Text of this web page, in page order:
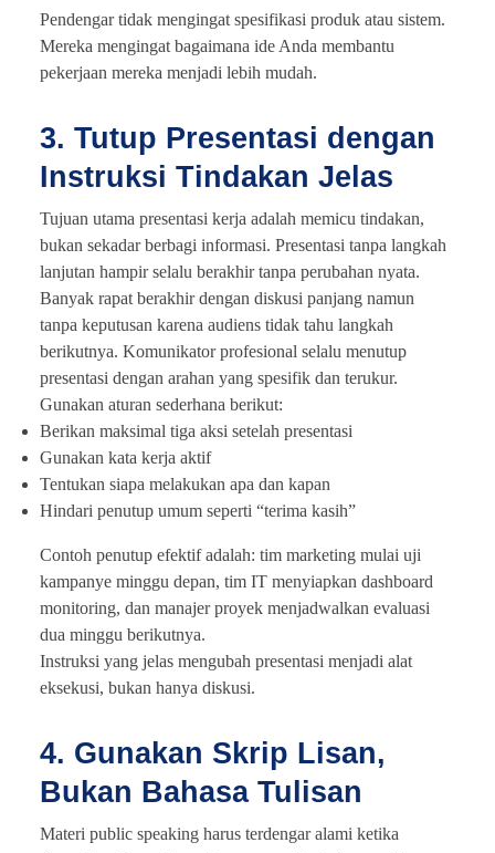
Pendengar tidak mengingat spesifikasi produk atau sistem.
Mereka mengingat bagaimana ide Anda membantu
pekerjaan mereka menjadi lebih mudah.
3. Tutup Presentasi dengan
Instruksi Tindakan Jelas
Tujuan utama presentasi kerja adalah memicu tindakan,
bukan sekadar berbagi informasi. Presentasi tanpa langkah
lanjutan hampir selalu berakhir tanpa perubahan nyata.
Banyak rapat berakhir dengan diskusi panjang namun
tanpa keputusan karena audiens tidak tahu langkah
berikutnya. Komunikator profesional selalu menutup
presentasi dengan arahan yang spesifik dan terukur.
Gunakan aturan sederhana berikut:
Berikan maksimal tiga aksi setelah presentasi
Gunakan kata kerja aktif
Tentukan siapa melakukan apa dan kapan
Hindari penutup umum seperti “terima kasih”
Contoh penutup efektif adalah: tim marketing mulai uji
kampanye minggu depan, tim IT menyiapkan dashboard
monitoring, dan manajer proyek menjadwalkan evaluasi
dua minggu berikutnya.
Instruksi yang jelas mengubah presentasi menjadi alat
eksekusi, bukan hanya diskusi.
4. Gunakan Skrip Lisan,
Bukan Bahasa Tulisan
Materi public speaking harus terdengar alami ketika